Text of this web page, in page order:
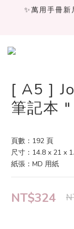
✨萬用手冊
✨萬用手冊新
[ A5 ]
筆記本
頁數：192 頁
尺寸：14.8 x 21 x
紙張：MD 用紙
NT$324